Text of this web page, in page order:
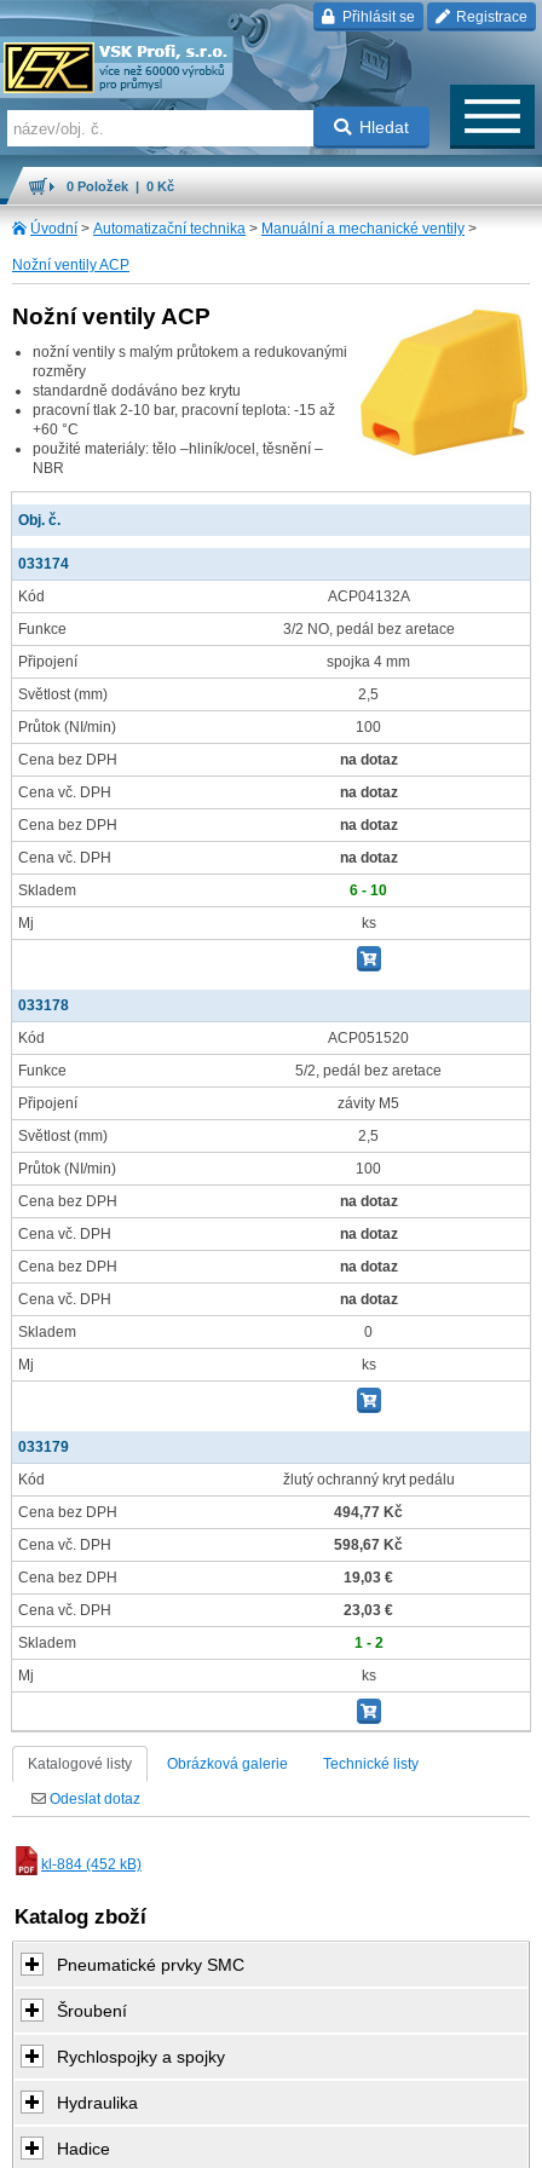
Přihlásit se Registrace
Hledat
0 Položek | 0 Kč
Úvodní > Automatizační technika > Manuální a mechanické ventily >
Nožní ventily ACP
Nožní ventily ACP
nožní ventily s malým průtokem a redukovanými
rozměry
standardně dodáváno bez krytu
pracovní tlak 2-10 bar, pracovní teplota: -15 až
+60 °C
použité materiály: tělo –hliník/ocel, těsnění –
NBR
Obj. č.
033174
Kód
ACP04132A
Funkce
3/2 NO, pedál bez aretace
Připojení
spojka 4 mm
Světlost(mm)
2,5
Průtok (NI/min)
100
Cena bez DPH
na dotaz
Cena vč. DPH
na dotaz
Cena bez DPH
na dotaz
Cena vč. DPH
na dotaz
Skladem
6 - 10
Mj
ks
033178
Kód
ACP051520
Funkce
5/2, pedál bez aretace
Připojení
závity M5
Světlost(mm)
2,5
Průtok (NI/min)
100
Cena bez DPH
na dotaz
Cena vč. DPH
na dotaz
Cena bez DPH
na dotaz
Cena vč. DPH
na dotaz
Skladem
0
Mj
ks
033179
Kód
žlutý ochranný kryt pedálu
Cena bez DPH
494,77 Kč
Cena vč. DPH
598,67 Kč
Cena bez DPH
19,03 €
Cena vč. DPH
23,03 €
Skladem
1 - 2
Mj
ks
Katalogové listy Obrázková galerie Technické listy
Odeslat dotaz
kl-884 (452 kB)
Katalog zboží
Pneumatické prvky SMC
Šroubení
Rychlospojky a spojky
Hydraulika
Hadice